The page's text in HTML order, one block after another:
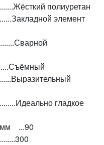
полиуретан
элемент
гладкое
мм ...90